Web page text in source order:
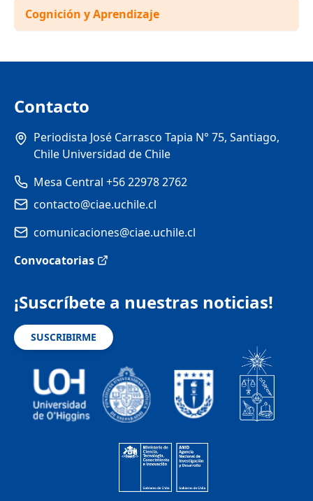
Cognición y Aprendizaje
Contacto
Periodista José Carrasco Tapia N° 75, Santiago,
Chile Universidad de Chile
Mesa Central +56 22978 2762
contacto@ciae.uchile.cl
comunicaciones@ciae.uchile.cl
Convocatorias
¡Suscríbete a nuestras noticias!
SUSCRIBIRME